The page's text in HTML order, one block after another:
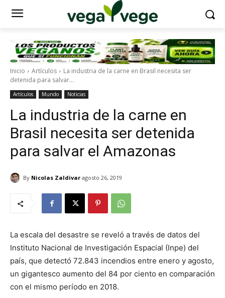
Inicio Artículos
La industria de la carne en Brasil necesita ser
detenida para salvar...
Artículos Mundo Noticias
La industria de la carne en
Brasil necesita ser detenida
para salvar el Amazonas
By Nicolas Zaldivar agosto 26, 2019
La escala del desastre se reveló a través de datos del
Instituto Nacional de Investigación Espacial (Inpe) del
país, que detectó 72.843 incendios entre enero y agosto,
un gigantesco aumento del 84 por ciento en comparación
con el mismo período en 2018.